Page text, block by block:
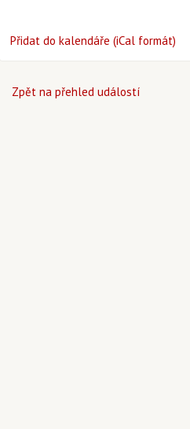
Přidat do kalendáře (iCal formát)
Zpět na přehled událostí